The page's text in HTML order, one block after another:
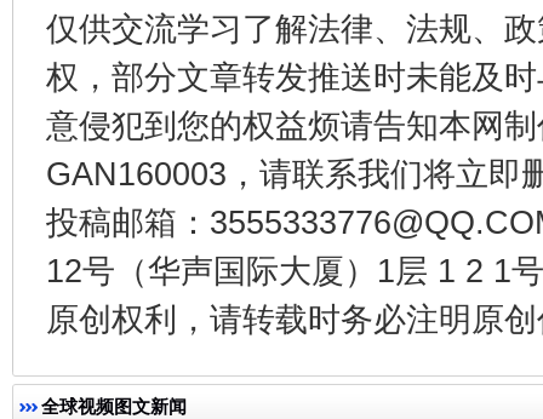
仅供交流学习了解法律、法规、
权，部分文章转发推送时未能及
意侵犯到您的权益烦请告知本网
GAN160003，请联系我们将立即
投稿邮箱：
12号（华声国际大厦）1层 1 2 1
原创权利，请转载时务必注明原
全球视频图文新闻
千年窑火 生生不息